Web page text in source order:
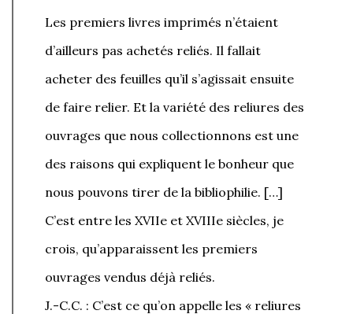
Les premiers livres imprimés n’étaient
d’ailleurs pas achetés reliés. Il fallait
acheter des feuilles qu’il s’agissait ensuite
de faire relier. Et la variété des reliures des
ouvrages que nous collectionnons est une
des raisons qui expliquent le bonheur que
nous pouvons tirer de la bibliophilie. […]
C’est entre les XVIIe et XVIIIe siècles, je
crois, qu’apparaissent les premiers
ouvrages vendus déjà reliés.
J.-C.C. : C’est ce qu’on appelle les « reliures